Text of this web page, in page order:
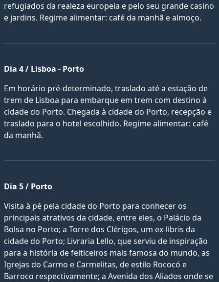
refugiados da realeza europeia e pelo seu grande casino
e jardins. Regime alimentar: café da manhã e almoço.
Dia 4 / Lisboa - Porto
Em horário pré-determinado, traslado até a estação de
trem de Lisboa para embarque em trem com destino à
cidade do Porto. Chegada à cidade do Porto, recepção e
traslado para o hotel escolhido. Regime alimentar: café
da manhã.
Dia 5 / Porto
Visita à pé pela cidade do Porto para conhecer os
principais atrativos da cidade, entre eles, o Palácio da
Bolsa no Porto; a Torre dos Clérigos, um ex-libris da
cidade do Porto; Livraria Lello, que serviu de inspiração
para a história de feiticeiros mais famosa do mundo, as
Igrejas do Carmo e Carmelitas, de estilo Rococó e
Barroco respectivamente; a Avenida dos Aliados onde se